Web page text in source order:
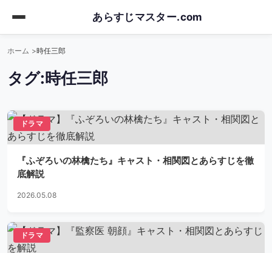
あらすじマスター.com
ホーム 時任三郎
タグ:時任三郎
ドラマ
『ふぞろいの林檎たち』キャスト・相関図とあらすじを徹
底解説
2026.05.08
ドラマ